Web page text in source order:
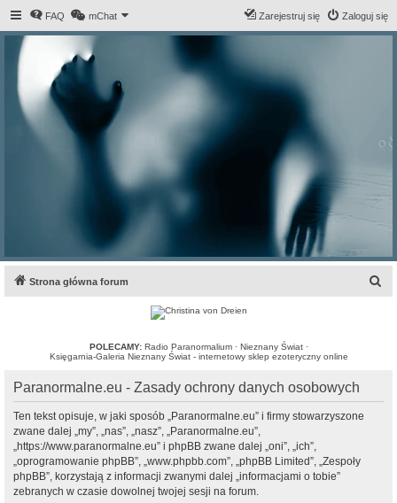
FAQ mChat Zaloguj się
Zarejestruj się
Strona główna forum
POLECAMY: Radio Paranormalium· Nieznany Świat·
Księgarnia-Galeria Nieznany Świat - internetowy sklep ezoteryczny online
Paranormalne.eu - Zasady ochrony danych osobowych
Ten tekst opisuje, w jaki sposób „Paranormalne.eu” i firmy stowarzyszone
zwane dalej „my”, „nas”, „nasz”, „Paranormalne.eu”,
„https://www.paranormalne.eu” i phpBB zwane dalej „oni”, „ich”,
„oprogramowanie phpBB”, „www.phpbb.com”, „phpBB Limited”, „Zespoły
phpBB”, korzystają z informacji zwanymi dalej „informacjami o tobie”
zebranych w czasie dowolnej twojej sesji na forum.